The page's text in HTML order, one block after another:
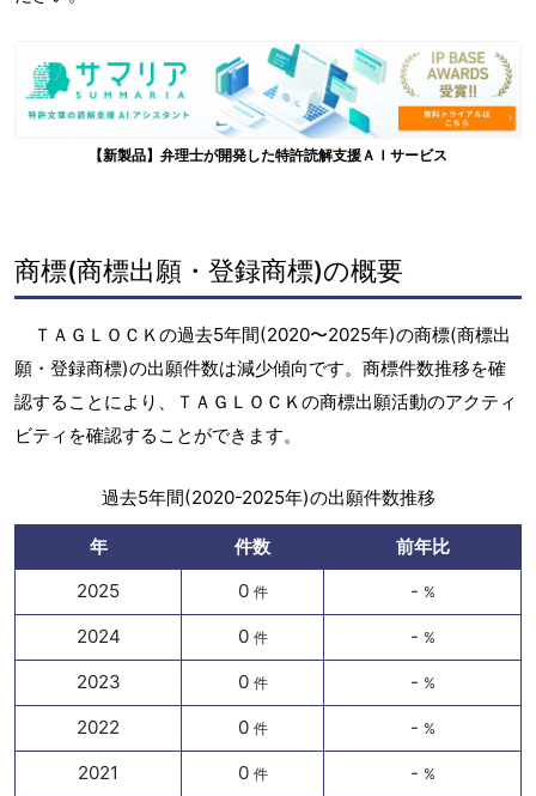
【新製品】弁理士が開発した特許読解支援ＡＩサービス
商標(商標出願・登録商標)の概要
ＴＡＧＬＯＣＫの過去5年間(2020〜2025年)の商標(商標出
願・登録商標)の出願件数は減少傾向です。商標件数推移を確
認することにより、ＴＡＧＬＯＣＫの商標出願活動のアクティ
ビティを確認することができます。
過去5年間(2020-2025年)の出願件数推移
年 件数
前年比
2025
0 件 - %
2024 0 件 - %
2023 0 件 - %
2022 0 件 - %
2021 0 件 - %